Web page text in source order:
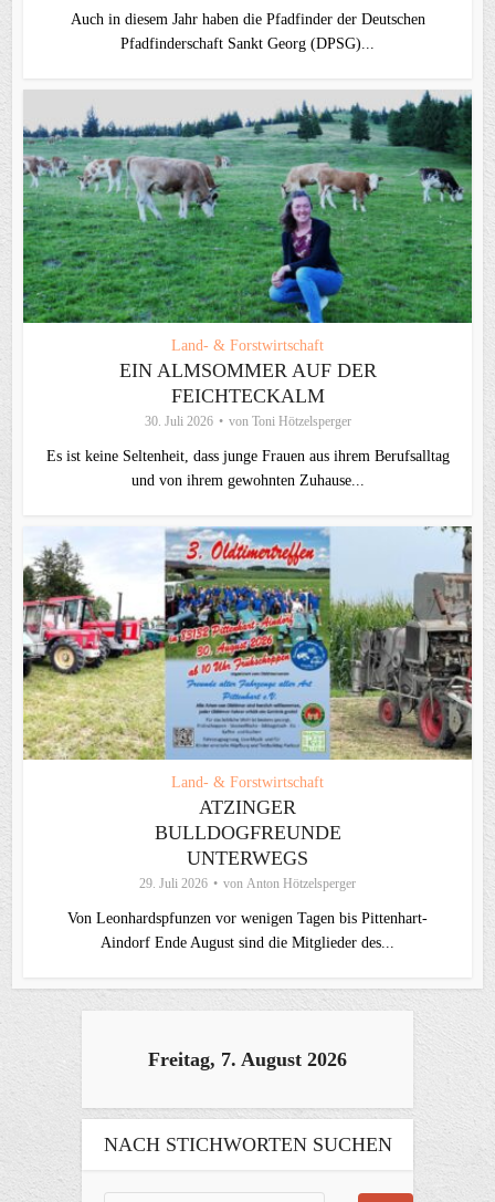
Auch in diesem Jahr haben die Pfadfinder der Deutschen
Pfadfinderschaft Sankt Georg (DPSG)...
Land- & Forstwirtschaft
EIN ALMSOMMER AUF DER
FEICHTECKALM
30. Juli 2026 von Toni Hötzelsperger
Es ist keine Seltenheit, dass junge Frauen aus ihrem Berufsalltag
und von ihrem gewohnten Zuhause...
Land- & Forstwirtschaft
ATZINGER
BULLDOGFREUNDE
UNTERWEGS
29. Juli 2026 von Anton Hötzelsperger
Von Leonhardspfunzen vor wenigen Tagen bis Pittenhart-
Aindorf Ende August sind die Mitglieder des...
Freitag, 7. August 2026
NACH STICHWORTEN SUCHEN